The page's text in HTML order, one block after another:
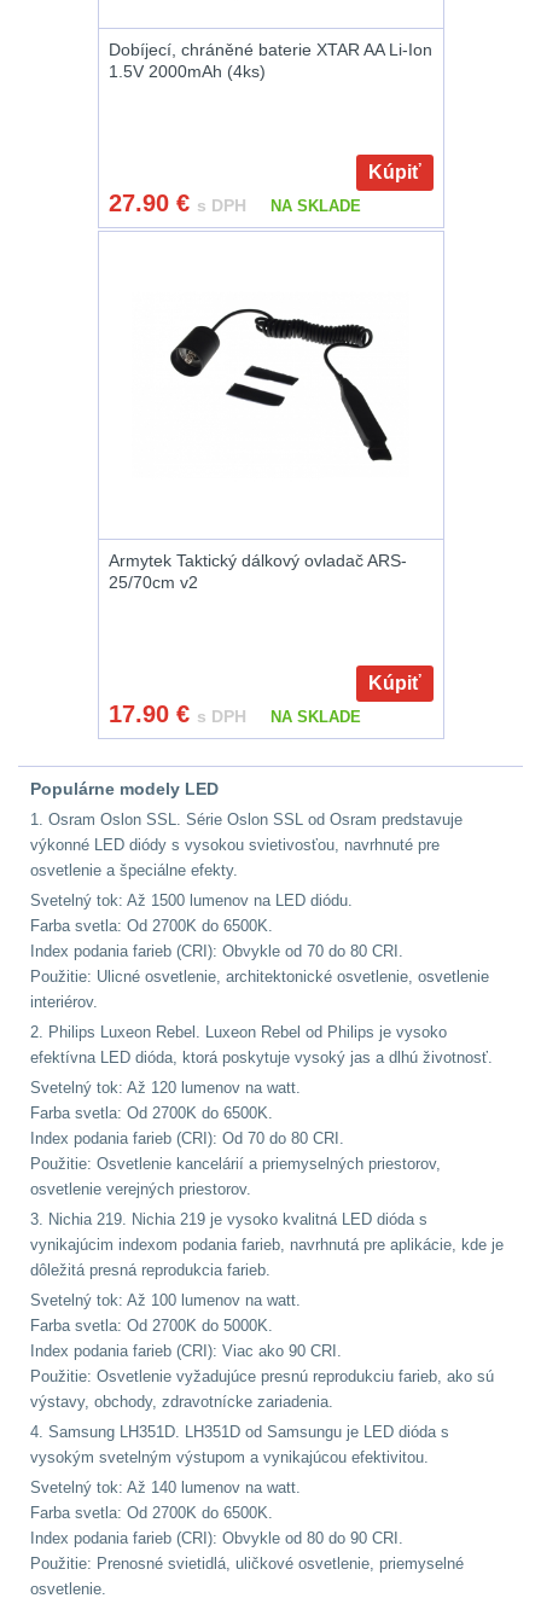
Peněženky14
vycpávky10
Kroužky, šňůrky,
25
Zámky1
Adaptéry33
Taktická pera5
Láhve16
Lékárničky17
Na přežití
Ostatní45
DOPLNKY K
ZBRANIAM
(663)
Montáže na zbraň556
Montáže pro svítilny
18
Boční montáže11
Adaptéry a risery38
Montáže pro optiku
180
Montáže na hlaveň3
Dobíjecí, chráněné baterie XTAR AA Li-Ion
1.5V 2000mAh (4ks)
Kúpiť
27.90 € s DPH NA SKLADE
Armytek Taktický dálkový ovladač ARS-
25/70cm v2
Kúpiť
17.90 € s DPH NA SKLADE
Populárne modely LED
1. Osram Oslon SSL. Série Oslon SSL od Osram predstavuje
výkonné LED diódy s vysokou svietivosťou, navrhnuté pre
osvetlenie a špeciálne efekty.
Svetelný tok: Až 1500 lumenov na LED diódu.
Farba svetla: Od 2700K do 6500K.
Index podania farieb (CRI): Obvykle od 70 do 80 CRI.
Použitie: Ulicné osvetlenie, architektonické osvetlenie, osvetlenie
interiérov.
2. Philips Luxeon Rebel. Luxeon Rebel od Philips je vysoko
efektívna LED dióda, ktorá poskytuje vysoký jas a dlhú životnosť.
Svetelný tok: Až 120 lumenov na watt.
Farba svetla: Od 2700K do 6500K.
Index podania farieb (CRI): Od 70 do 80 CRI.
Použitie: Osvetlenie kancelárií a priemyselných priestorov,
osvetlenie verejných priestorov.
3. Nichia 219. Nichia 219 je vysoko kvalitná LED dióda s
vynikajúcim indexom podania farieb, navrhnutá pre aplikácie, kde je
dôležitá presná reprodukcia farieb.
Svetelný tok: Až 100 lumenov na watt.
Farba svetla: Od 2700K do 5000K.
Index podania farieb (CRI): Viac ako 90 CRI.
Použitie: Osvetlenie vyžadujúce presnú reprodukciu farieb, ako sú
výstavy, obchody, zdravotnícke zariadenia.
4. Samsung LH351D. LH351D od Samsungu je LED dióda s
vysokým svetelným výstupom a vynikajúcou efektivitou.
Svetelný tok: Až 140 lumenov na watt.
Farba svetla: Od 2700K do 6500K.
Index podania farieb (CRI): Obvykle od 80 do 90 CRI.
Použitie: Prenosné svietidlá, uličkové osvetlenie, priemyselné
osvetlenie.